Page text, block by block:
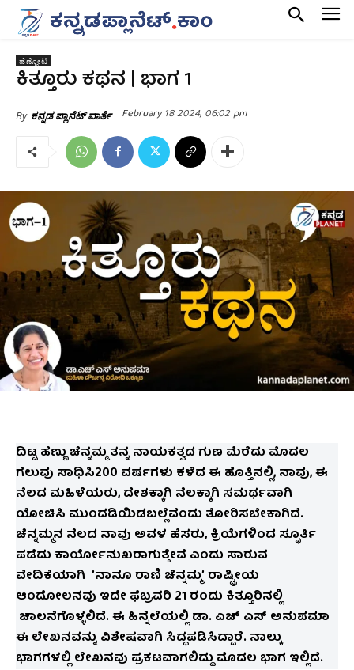
ಹೆಣ್ಣೋಟ
ಕಿತ್ತೂರು ಕಥನ | ಭಾಗ 1
By ಕನ್ನಡ ಪ್ಲಾನೆಟ್ ವಾರ್ತೆ February 18 2024, 06:02 pm
ದಿಟ್ಟ ಹೆಣ್ಣು ಚೆನ್ನಮ್ಮ ತನ್ನ ನಾಯಕತ್ವದ ಗುಣ ಮೆರೆದು ಮೊದಲ
ಗೆಲುವು ಸಾಧಿಸಿ200 ವರ್ಷಗಳು ಕಳೆದ ಈ ಹೊತ್ತಿನಲ್ಲಿ, ನಾವು, ಈ
ನೆಲದ ಮಹಿಳೆಯರು, ದೇಶಕ್ಕಾಗಿ ನೆಲಕ್ಕಾಗಿ ಸಮರ್ಥವಾಗಿ
ಯೋಚಿಸಿ ಮುಂದಡಿಯಿಡಬಲ್ಲೆವೆಂದು ತೋರಿಸಬೇಕಾಗಿದೆ.
ಚೆನ್ನಮ್ಮನ ನೆಲದ ನಾವು ಅವಳ ಹೆಸರು, ಕ್ರಿಯೆಗಳಿಂದ ಸ್ಫೂರ್ತಿ
ಪಡೆದು ಕಾರ್ಯೋನುಖರಾಗುತ್ತೇವೆ ಎಂದು ಸಾರುವ
ವೇದಿಕೆಯಾಗಿ ʼನಾನೂ ರಾಣಿ ಚೆನ್ನಮ್ಮʼ ರಾಷ್ಟ್ರೀಯ
ಆಂದೋಲನವು ಇದೇ ಫೆಬ್ರವರಿ 21 ರಂದು ಕಿತ್ತೂರಿನಲ್ಲಿ
ಚಾಲನೆಗೊಳ್ಳಲಿದೆ. ಈ ಹಿನ್ನೆಲೆಯಲ್ಲಿ ಡಾ. ಎಚ್‌ ಎಸ್‌ ಅನುಪಮಾ
ಈ ಲೇಖನವನ್ನು ವಿಶೇಷವಾಗಿ ಸಿದ್ಧಪಡಿಸಿದ್ದಾರೆ. ನಾಲ್ಕು
ಭಾಗಗಳಲ್ಲಿ ಲೇಖನವು ಪ್ರಕಟವಾಗಲಿದ್ದು ಮೊದಲ ಭಾಗ ಇಲ್ಲಿದೆ.